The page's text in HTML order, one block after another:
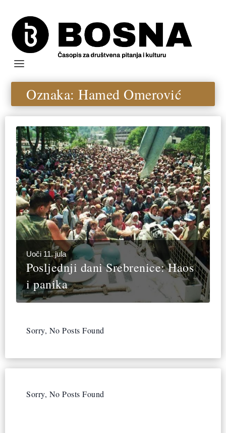
Oznaka:Hamed Omerović
Uoči 11. jula
Posljednji dani Srebrenice: Haos
i panika
Sorry, No Posts Found
Sorry, No Posts Found